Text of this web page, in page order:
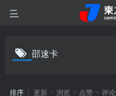
邵速卡
排序 更新 浏览 点赞 评论